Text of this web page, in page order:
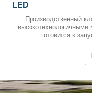
LED
Производственный
высокотехнологичными
готовится к